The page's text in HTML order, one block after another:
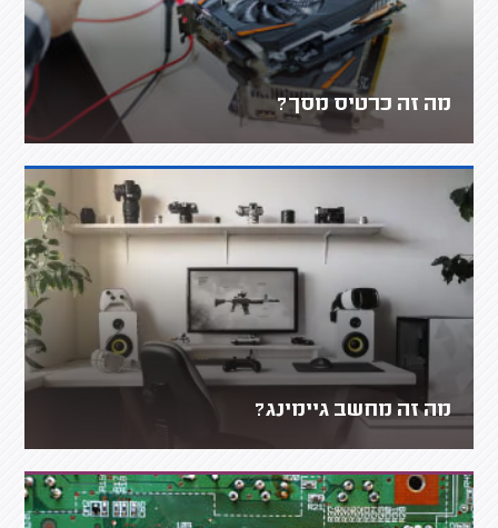
מה זה כרטיס מסך?
מה זה מחשב גיימינג?